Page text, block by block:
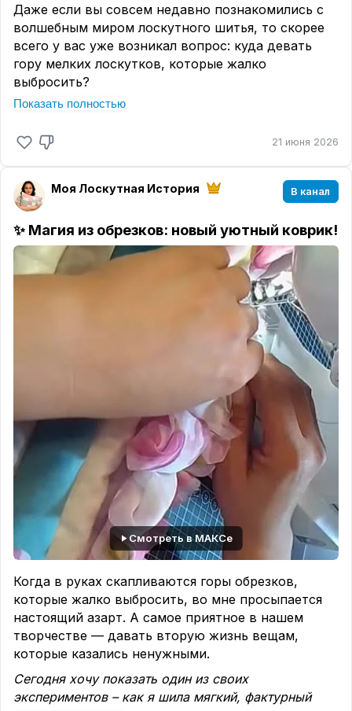
Даже если вы совсем недавно познакомились с
волшебным миром лоскутного шитья, то скорее
всего у вас уже возникал вопрос: куда девать
гору мелких лоскутков, которые жалко
выбросить?
🧵 У меня есть для вас идеальное решение
Это магия в чистом виде
Вы берёте основу,
выкладываете на неё обрезки в хаотичном порядке
(или в задуманном узоре), накрываете органзой
(фатином, тюлем) и... простёгиваете. В итоге
получается фактурное полотно с уникальным
рисунком.
Звучит
сложно? На самом деле — проще
простого и затягивает на всю жизнь!🙌
Почему вам стоит это попробовать?
используете каждый клочок
: процесс выкладывания
* 🎨Уникальность : двух одинаковых полотен не
бывает.
А у вас есть та самая коробка или пакет с
лоскутками, с маленькими кусочками ненужных
обрезков?
1️⃣ — Да, и она уже переполнена 😀
2️⃣ — Я только начинаю собирать 🧺
Если нет времени писать – просто ответьте
цифрой и я всё пойму 😉
___📚_📚_📚 ___
Чек-лист
:Мастер-классы по технике «Пицца»
Показать полностью
21 июня 2026
Моя Лоскутная История В канал
✨ Магия из обрезков: новый уютный коврик!
Смотреть в МАКСе
Когда в руках скапливаются горы обрезков,
которые жалко выбросить, во мне просыпается
настоящий азарт. А самое приятное в нашем
творчестве — давать вторую жизнь вещам,
которые казались ненужными.
Сегодня хочу показать один из своих
экспериментов – как я шила мягкий, фактурный